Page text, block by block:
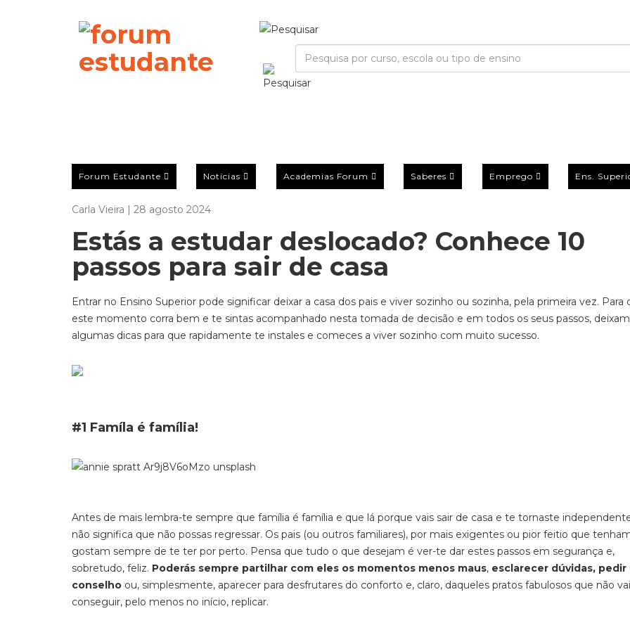
Forum Estudante Notícias Academias Forum Saberes Emprego Ens.
Carla Vieira | 28 agosto 2024
Estás a estudar deslocado? Conhece 10
passos para sair de casa
Entrar no Ensino Superior pode significar deixar a casa dos pais e viver sozinho ou sozinha, pela primeira vez. Para
este momento corra bem e te sintas acompanhado nesta tomada de decisão e em todos os seus passos,
algumas dicas para que rapidamente te instales e comeces a viver sozinho com muito sucesso.
#1 Famíla é família!
Antes de mais lembra-te sempre que família é família e que lá porque vais sair de casa e te tornaste
não significa que não possas regressar. Os pais (ou outros familiares), por mais exigentes ou pior feitio que
gostam sempre de te ter por perto. Pensa que tudo o que desejam é ver-te dar estes passos em segurança e,
sobretudo, feliz. Poderás sempre partilhar com eles os momentos menos maus, esclarecer dúvidas, pedir
conselho ou, simplesmente, aparecer para desfrutares do conforto e, claro, daqueles pratos fabulosos que não
conseguir, pelo menos no início, replicar.